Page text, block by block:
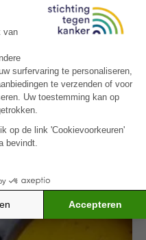
van Christophe
met de
en dieetkunde,
en met Stichting
recept: